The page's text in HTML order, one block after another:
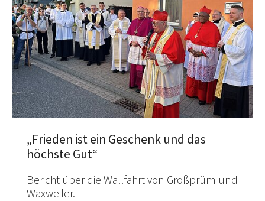
„Frieden ist ein Geschenk und das
höchste Gut“
Bericht über die Wallfahrt von Großprüm und
Waxweiler.